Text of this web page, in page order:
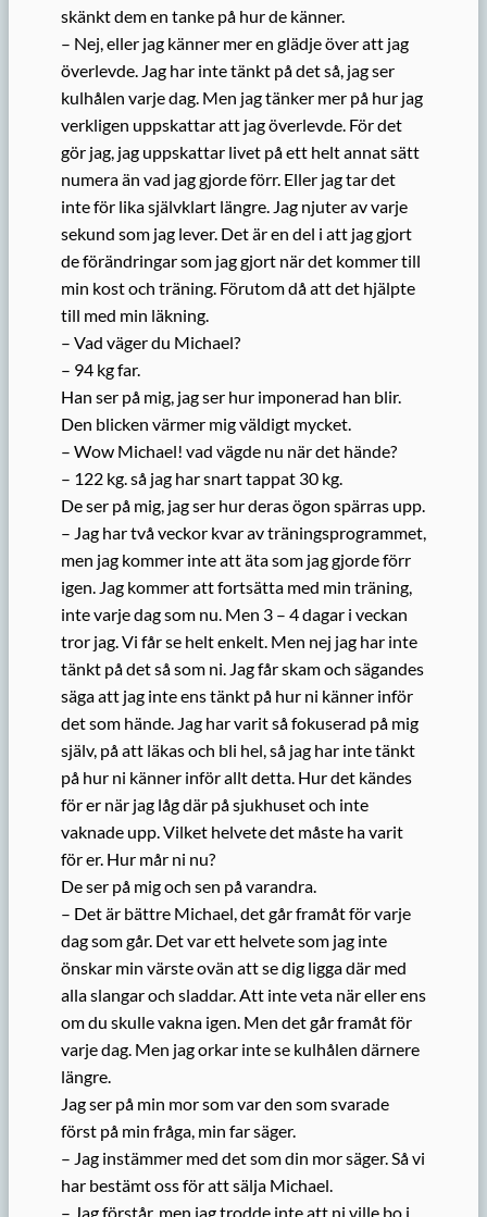
skänkt dem en tanke på hur de känner.
– Nej, eller jag känner mer en glädje över att jag
överlevde. Jag har inte tänkt på det så, jag ser
kulhålen varje dag. Men jag tänker mer på hur jag
verkligen uppskattar att jag överlevde. För det
gör jag, jag uppskattar livet på ett helt annat sätt
numera än vad jag gjorde förr. Eller jag tar det
inte för lika självklart längre. Jag njuter av varje
sekund som jag lever. Det är en del i att jag gjort
de förändringar som jag gjort när det kommer till
min kost och träning. Förutom då att det hjälpte
till med min läkning.
– Vad väger du Michael?
– 94 kg far.
Han ser på mig, jag ser hur imponerad han blir.
Den blicken värmer mig väldigt mycket.
– Wow Michael! vad vägde nu när det hände?
– 122 kg. så jag har snart tappat 30 kg.
De ser på mig, jag ser hur deras ögon spärras upp.
– Jag har två veckor kvar av träningsprogrammet,
men jag kommer inte att äta som jag gjorde förr
igen. Jag kommer att fortsätta med min träning,
inte varje dag som nu. Men 3 – 4 dagar i veckan
tror jag. Vi får se helt enkelt. Men nej jag har inte
tänkt på det så som ni. Jag får skam och sägandes
säga att jag inte ens tänkt på hur ni känner inför
det som hände. Jag har varit så fokuserad på mig
själv, på att läkas och bli hel, så jag har inte tänkt
på hur ni känner inför allt detta. Hur det kändes
för er när jag låg där på sjukhuset och inte
vaknade upp. Vilket helvete det måste ha varit
för er. Hur mår ni nu?
De ser på mig och sen på varandra.
– Det är bättre Michael, det går framåt för varje
dag som går. Det var ett helvete som jag inte
önskar min värste ovän att se dig ligga där med
alla slangar och sladdar. Att inte veta när eller ens
om du skulle vakna igen. Men det går framåt för
varje dag. Men jag orkar inte se kulhålen därnere
längre.
Jag ser på min mor som var den som svarade
först på min fråga, min far säger.
– Jag instämmer med det som din mor säger. Så vi
har bestämt oss för att sälja Michael.
– Jag förstår, men jag trodde inte att ni ville bo i